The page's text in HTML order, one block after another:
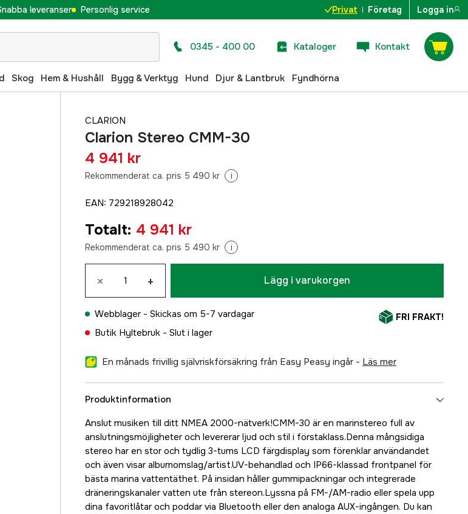
leveranser Personlig service Privat Företag Logga in
0345 - 400 00 Kataloger Kontakt
Skog Hem & Hushåll Bygg & Verktyg Hund Djur & Lantbruk Fyndhörna
CLARION
Clarion Stereo CMM-30
4 941 kr
Rekommenderat ca. pris 5 490 kr i
EAN: 729218928042
Totalt: 4 941 kr
Rekommenderat ca. pris 5 490 kr i
× + Lägg i varukorgen
Webblager - Skickas om 5-7 vardagar
Butik Hyltebruk - Slut i lager
FRI FRAKT!
En månads frivillig självriskförsäkring från Easy Peasy ingår - läs mer
Produktinformation
Anslut musiken till ditt NMEA 2000-nätverk!CMM-30 är en marinstereo full av
anslutningsmöjligheter och levererar ljud och stil i förstaklass.Denna mångsidiga
stereo har en stor och tydlig 3-tums LCD färgdisplay som förenklar användandet
och även visar albumomslag/artist.UV-behandlad och IP66-klassad frontpanel för
bästa marina vattentäthet. På insidan håller gummipackningar och integrerade
dräneringskanaler vatten ute från stereon.Lyssna på FM-/AM-radio eller spela upp
dina favoritlåtar och poddar via Bluetooth eller den analoga AUX-ingången. Du kan